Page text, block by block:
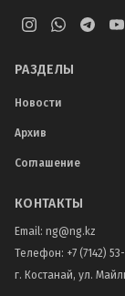
РАЗДЕЛЫ
Новости
Архив
Соглашение
КОНТАКТЫ
Email: ng@ng.kz
Телефон: +7 (7142)
г. Костанай, ул.